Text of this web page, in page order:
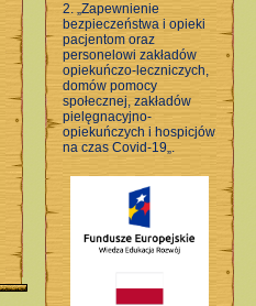
2. „Zapewnienie
bezpieczeństwa i opieki
pacjentom oraz
personelowi zakładów
opiekuńczo-leczniczych,
domów pomocy
społecznej, zakładów
pielęgnacyjno-
opiekuńczych i hospicjów
na czas Covid-19„.